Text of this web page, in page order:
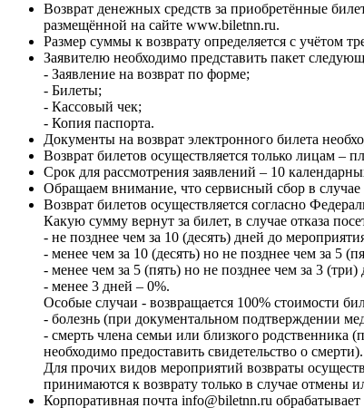
Возврат денежных средств за приобретённые
размещённой на сайте www.biletnn.ru.
Размер суммы к возврату определяется с учётом
Заявителю необходимо представить пакет
- Заявление на возврат по форме;
- Билеты;
- Кассовый чек;
- Копия паспорта.
Документы на возврат электронного билета
Возврат билетов осуществляется только лицам –
Срок для рассмотрения заявлений – 10
Обращаем внимание, что сервисный сбор в случае
Возврат билетов осуществляется согласно
Какую сумму вернут за билет, в случае отказа
- не позднее чем за 10 (десять) дней до
- менее чем за 10 (десять) но не позднее чем за 5
- менее чем за 5 (пять) но не позднее чем за 3
- менее 3 дней – 0%.
Особые случаи - возвращается 100% стоимости
- болезнь (при документальном подтверждении
- смерть члена семьи или близкого родственника
необходимо предоставить свидетельство о смерти).
Для прочих видов мероприятий возвраты
принимаются к возврату только в случае отмены
Корпоративная почта info@biletnn.ru